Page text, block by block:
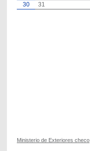
30
31
Ministerio de Exteriores checo